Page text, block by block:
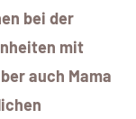
bei der
mit
auch Mama